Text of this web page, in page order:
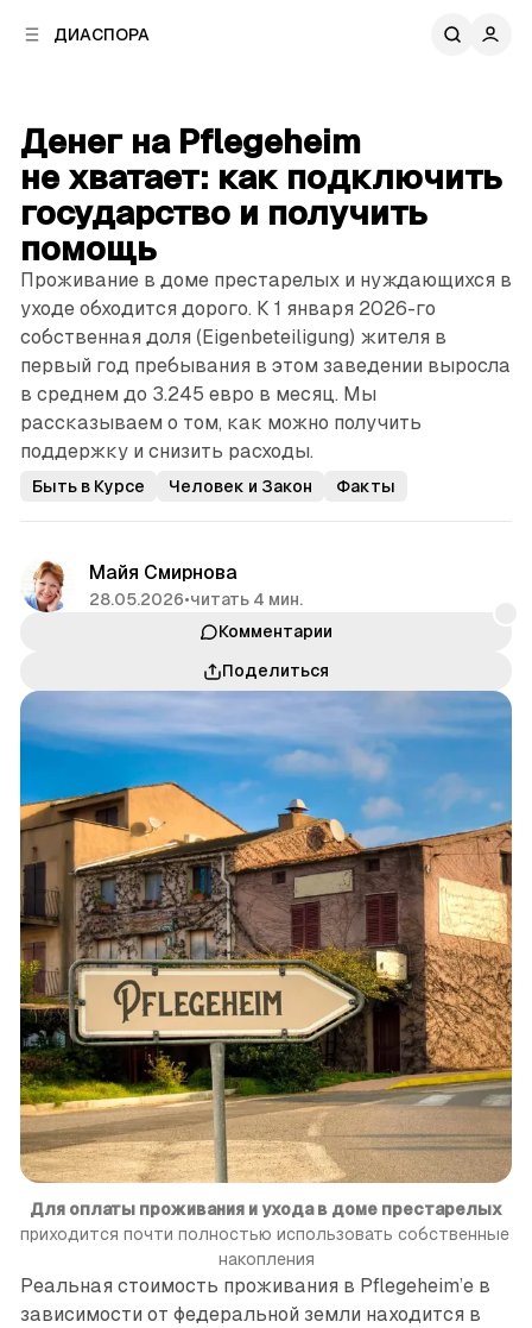
ДИАСПОРА
Денег на Pflegeheim
не хватает: как подключить
государство и получить
помощь
Проживание в доме престарелых и нуждающихся в
уходе обходится дорого. К 1 января 2026-го
собственная доля (Eigenbeteiligung) жителя в
первый год пребывания в этом заведении выросла
в среднем до 3.245 евро в месяц. Мы
рассказываем о том, как можно получить
поддержку и снизить расходы.
Быть в Курсе Человек и Закон Факты
Майя Смирнова
28.05.2026•читать 4 мин.
Комментарии
Поделиться
Для оплаты проживания и ухода в доме престарелых
приходится почти полностью использовать собственные
накопления
Реальная стоимость проживания в Pflegeheim’е в
зависимости от федеральной земли находится в